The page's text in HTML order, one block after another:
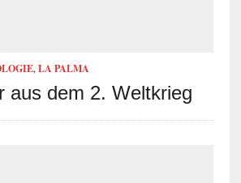
, LA PALMA
aus dem 2. Weltkrieg